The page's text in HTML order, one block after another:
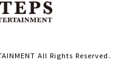
All Rights Reserved.